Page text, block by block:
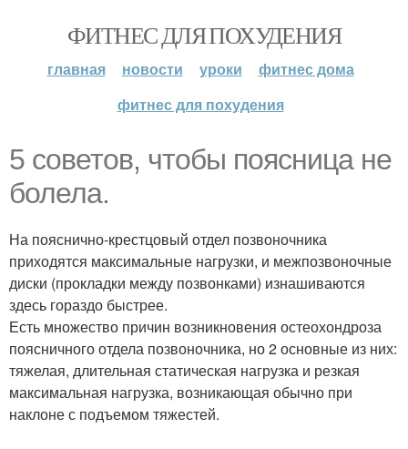
ФИТНЕС ДЛЯ ПОХУДЕНИЯ
главная новости уроки
фитнес дома
фитнес для похудения
5 советов, чтобы поясница не
болела.
На пояснично-крестцовый отдел позвоночника
приходятся максимальные нагрузки, и межпозвоночные
диски (прокладки между позвонками) изнашиваются
здесь гораздо быстрее.
Есть множество причин возникновения остеохондроза
поясничного отдела позвоночника, но 2 основные из них:
тяжелая, длительная статическая нагрузка и резкая
максимальная нагрузка, возникающая обычно при
наклоне с подъемом тяжестей.